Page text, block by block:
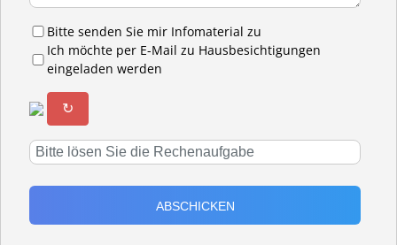
Bitte senden Sie mir Infomaterial zu
Ich möchte per E-Mail zu Hausbesichtigungen
eingeladen werden
↻